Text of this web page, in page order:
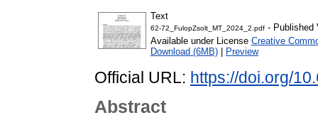
Text
62-72_FulopZsolt_MT_2024_2.pdf - Published
Available under License Creative
Download (6MB)
Preview
Official URL: https://doi.org/
Abstract